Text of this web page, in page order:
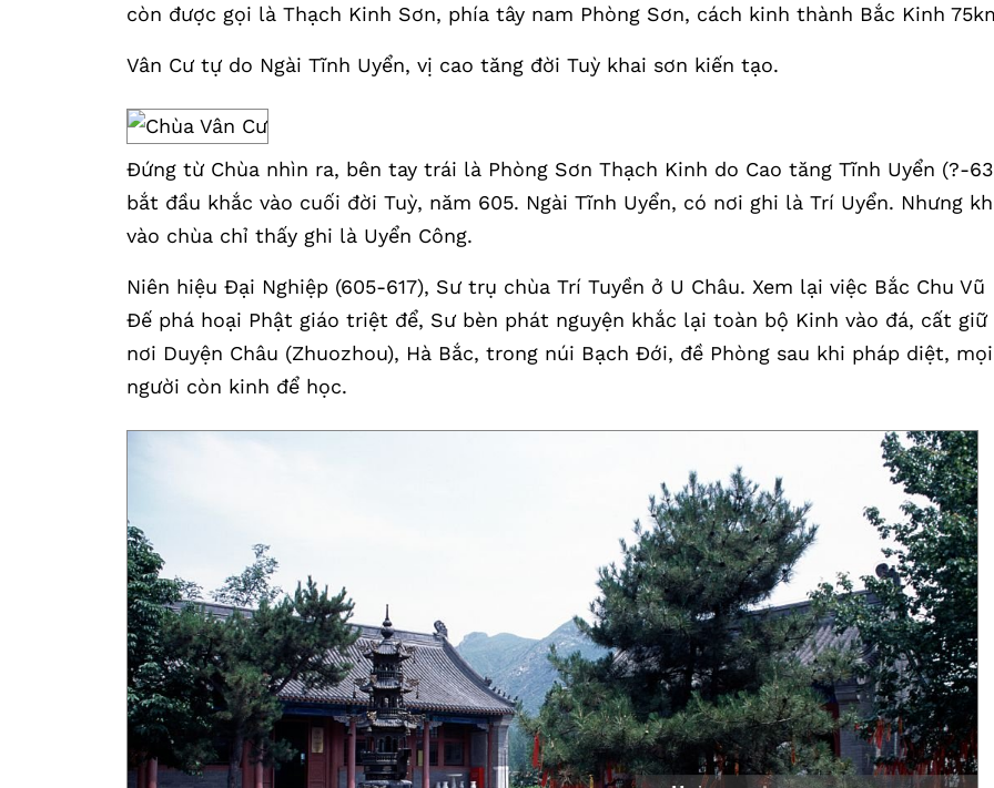
còn được gọi là Thạch Kinh Sơn, phía tây nam Phòng Sơn, cách kinh thành Bắc Kinh
Vân Cư tự do Ngài Tĩnh Uyển, vị cao tăng đời Tuỳ khai sơn kiến tạo.
Đứng từ Chùa nhìn ra, bên tay trái là Phòng Sơn Thạch Kinh do Cao tăng Tĩnh Uyển (?-
bắt đầu khắc vào cuối đời Tuỳ, năm 605. Ngài Tĩnh Uyển, có nơi ghi là Trí Uyển. Nhưng
vào chùa chỉ thấy ghi là Uyển Công.
Niên hiệu Đại Nghiệp (605-617), Sư trụ chùa Trí Tuyền ở U Châu. Xem lại việc Bắc Chu Vũ
Đế phá hoại Phật giáo triệt để, Sư bèn phát nguyện khắc lại toàn bộ Kinh vào đá, cất giữ
nơi Duyện Châu (Zhuozhou), Hà Bắc, trong núi Bạch Đới, đề Phòng sau khi pháp diệt, mọi
người còn kinh để học.